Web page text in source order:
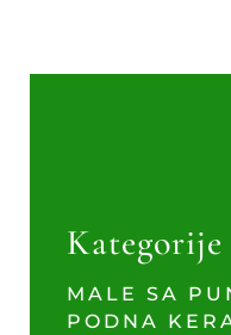
Kategorije
MALE SA
PODNA